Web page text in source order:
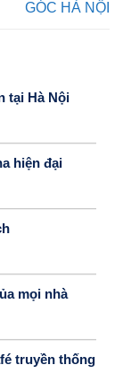
GÓC HÀ NỘI
tại Hà Nội
hiện đại
mọi nhà
truyền thống